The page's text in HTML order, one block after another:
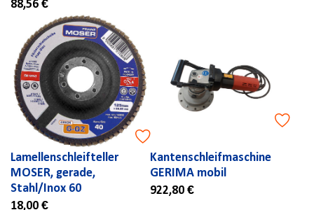
88,56 €
Lamellenschleifteller
MOSER, gerade,
Stahl/Inox 60
18,00 €
Kantenschleifmaschine
GERIMA mobil
922,80 €